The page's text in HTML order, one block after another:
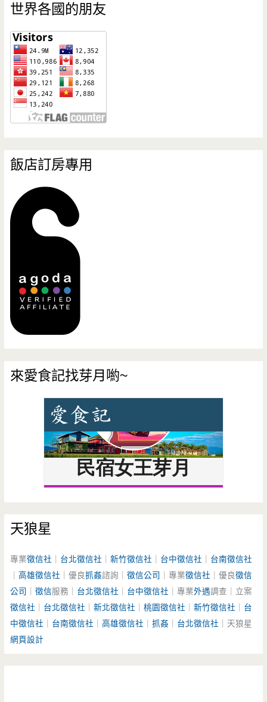
世界各國的朋友
飯店訂房專用
來愛食記找芽月喲~
天狼星
專業徵信社 台北徵信社 ｜新竹徵信社 台中徵信社
台南徵信社
｜高雄徵信社 ｜優良抓姦諮詢｜徵信公司 ｜專業徵信社 ｜優良徵信
公司 ｜徵信服務｜ 台北徵信社 台中徵信社 ｜專業外遇調查｜立案
徵信社
台北徵信社 ｜新北徵信社 ｜桃園徵信社 ｜新竹徵信社
台
中徵信社
台南徵信社 ｜高雄徵信社 ｜抓姦 台北徵信社 ｜天狼星
網頁設計